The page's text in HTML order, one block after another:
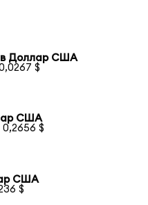
в Доллар США
$
США
0,2656 $
США
$